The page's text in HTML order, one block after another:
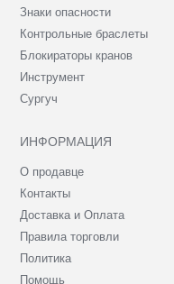
Знаки опасности
Контрольные браслеты
Блокираторы кранов
Инструмент
Сургуч
ИНФОРМАЦИЯ
О продавце
Контакты
Доставка и Оплата
Правила торговли
Политика
Помощь